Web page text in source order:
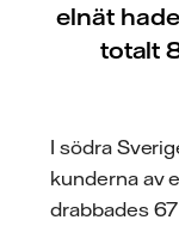
elnät
totalt
I södra
kunderna av
drabbades